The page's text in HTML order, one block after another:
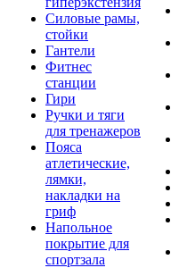
Силовые рамы,
стойки
Гантели
Фитнес
станции
Гири
Ручки и тяги
для тренажеров
Пояса
атлетические,
лямки,
накладки на
гриф
Напольное
покрытие для
спортзала